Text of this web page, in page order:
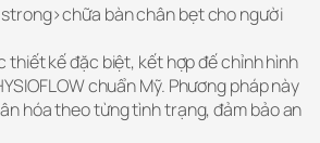
bàn chân bẹt cho người
thiết kế đặc biệt, kết hợp đế chỉnh hình
chuẩn Mỹ. Phương pháp này
hóa theo từng tình trạng, đảm bảo an